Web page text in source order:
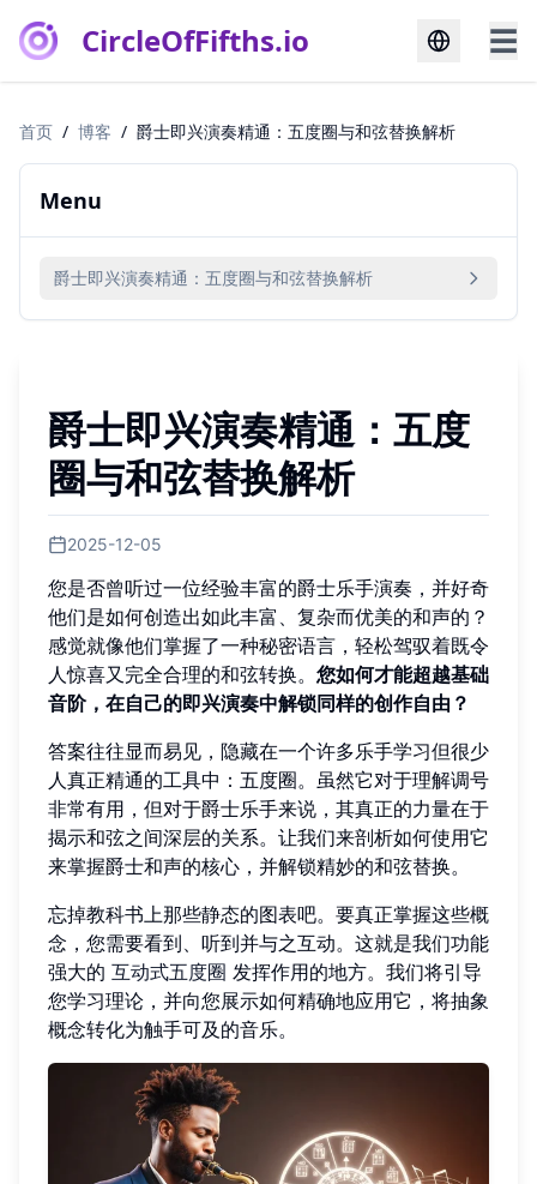
CircleOfFifths.io ☰
首页 / 博客 / 爵士即兴演奏精通：五度圈与和弦替换解析
Menu
爵士即兴演奏精通：五度圈与和弦替换解析
爵士即兴演奏精通：五度
圈与和弦替换解析
2025-12-05
您是否曾听过一位经验丰富的爵士乐手演奏，并好奇
他们是如何创造出如此丰富、复杂而优美的和声的？
感觉就像他们掌握了一种秘密语言，轻松驾驭着既令
人惊喜又完全合理的和弦转换。 您如何才能超越基础
音阶，在自己的即兴演奏中解锁同样的创作自由？
答案往往显而易见，隐藏在一个许多乐手学习但很少
人真正精通的工具中：五度圈。虽然它对于理解调号
非常有用，但对于爵士乐手来说，其真正的力量在于
揭示和弦之间深层的关系。让我们来剖析如何使用它
来掌握爵士和声的核心，并解锁精妙的和弦替换。
忘掉教科书上那些静态的图表吧。要真正掌握这些概
念，您需要看到、听到并与之互动。这就是我们功能
强大的 互动式五度圈 发挥作用的地方。我们将引导
您学习理论，并向您展示如何精确地应用它，将抽象
概念转化为触手可及的音乐。